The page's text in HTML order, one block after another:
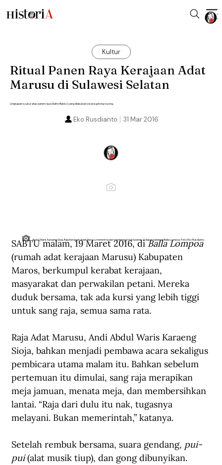
Kultur
Ritual Panen Raya Kerajaan Adat
Marusu di Sulawesi Selatan
Ungkapan syukur atas panen raya (Katto Bakko) yang dilakukan secara gotong royong.
31 Mar 2016
Eko Rusdianto
Abdul Waris Karaeng Sioja, Raja Kerajaan Adat Marusu menerima dan menjemput hasil panen, di depan halaman Balla Lompoa. Foto: Eko Rusdianto.
SABTU malam, 19 Maret 2016, di Balla Lompoa
(rumah adat kerajaan Marusu) Kabupaten
Maros, berkumpul kerabat kerajaan,
masyarakat dan perwakilan petani. Mereka
duduk bersama, tak ada kursi yang lebih tiggi
untuk sang raja, semua sama rata.
Raja Adat Marusu, Andi Abdul Waris Karaeng
Sioja, bahkan menjadi pembawa acara sekaligus
pembicara utama malam itu. Bahkan sebelum
pertemuan itu dimulai, sang raja merapikan
meja jamuan, menata meja, dan membersihkan
lantai. “Raja dari dulu itu nak, tugasnya
melayani. Bukan memerintah,” katanya.
Setelah rembuk bersama, suara gendang, pui-
pui (alat musik tiup), dan gong dibunyikan.